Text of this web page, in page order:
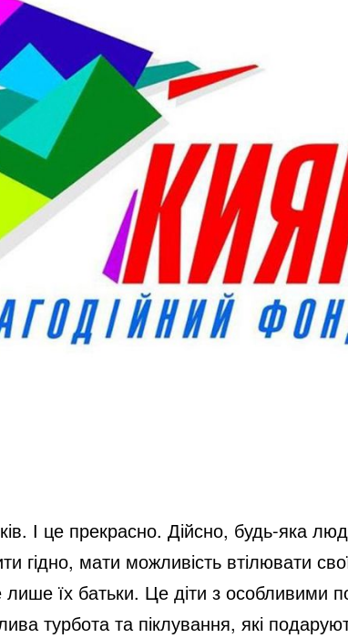
І це прекрасно. Дійсно, будь-яка
гідно, мати можливість втілювати
їх батьки. Це діти з особливими
турбота та піклування, які